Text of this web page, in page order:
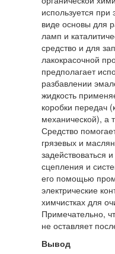
используется при
виде основы для
ламп и
средство и для
лакокрасочной
предполагает
разбавлении
жидкость
коробки передач
механической), а
Средство
грязевых и
задействоваться
сцепления и
его помощью
электрические
химчистках для
Примечательно,
не оставляет
Вывод